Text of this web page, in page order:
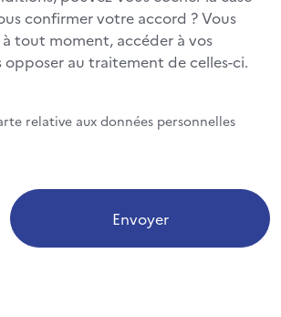
confirmer votre accord ? Vous
tout moment, accéder à vos
opposer au traitement de celles-ci.
relative aux données personnelles
Envoyer